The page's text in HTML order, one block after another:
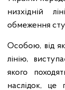
низхідній
обмеження
Особою, від
лінію,
якого
наслідок,